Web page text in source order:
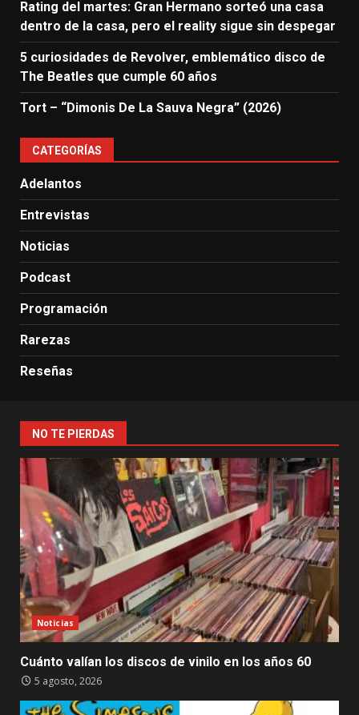
Rating del martes: Gran Hermano sorteó una casa
dentro de la casa, pero el reality sigue sin despegar
5 curiosidades de Revolver, emblemático disco de
The Beatles que cumple 60 años
Tort – “Dimonis De La Sauva Negra” (2026)
CATEGORÍAS
Adelantos
Entrevistas
Noticias
Podcast
Programación
Rarezas
Reseñas
NO TE PIERDAS
Noticias
Cuánto valían los discos de vinilo en los años 60
5 agosto, 2026